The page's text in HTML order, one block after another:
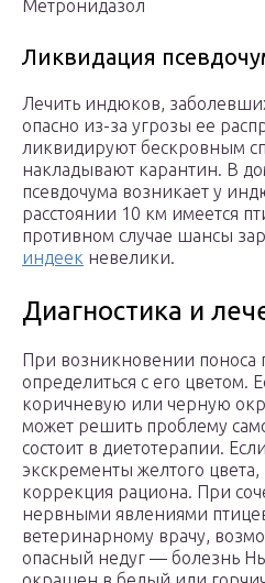
Метронидазол
Ликвидация
Лечить индюков,
опасно из-за угрозы ее
ликвидируют бескровным
накладывают карантин. В
псевдочума возникает у
расстоянии 10 км имеется
противном случае шансы
индеек невелики.
Диагностика и
При возникновении поноса
определиться с его цветом.
коричневую или черную
может решить проблему
состоит в диетотерапии.
экскременты желтого цвета,
коррекция рациона. При
нервными явлениями
ветеринарному врачу,
опасный недуг — болезнь